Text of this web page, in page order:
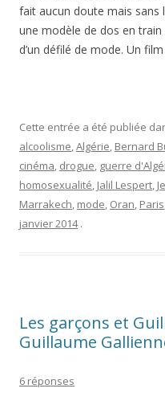
fait aucun doute mais
une modèle de dos en
d’un défilé de mode. Un
Cette entrée a été publiée
alcoolisme,Algérie, Bernard
cinéma, drogue, guerre
homosexualité, Jalil Lespert,
Marrakech, mode, Oran, Paris
janvier 2014 .
Les garçons et
Guillaume
6 réponses